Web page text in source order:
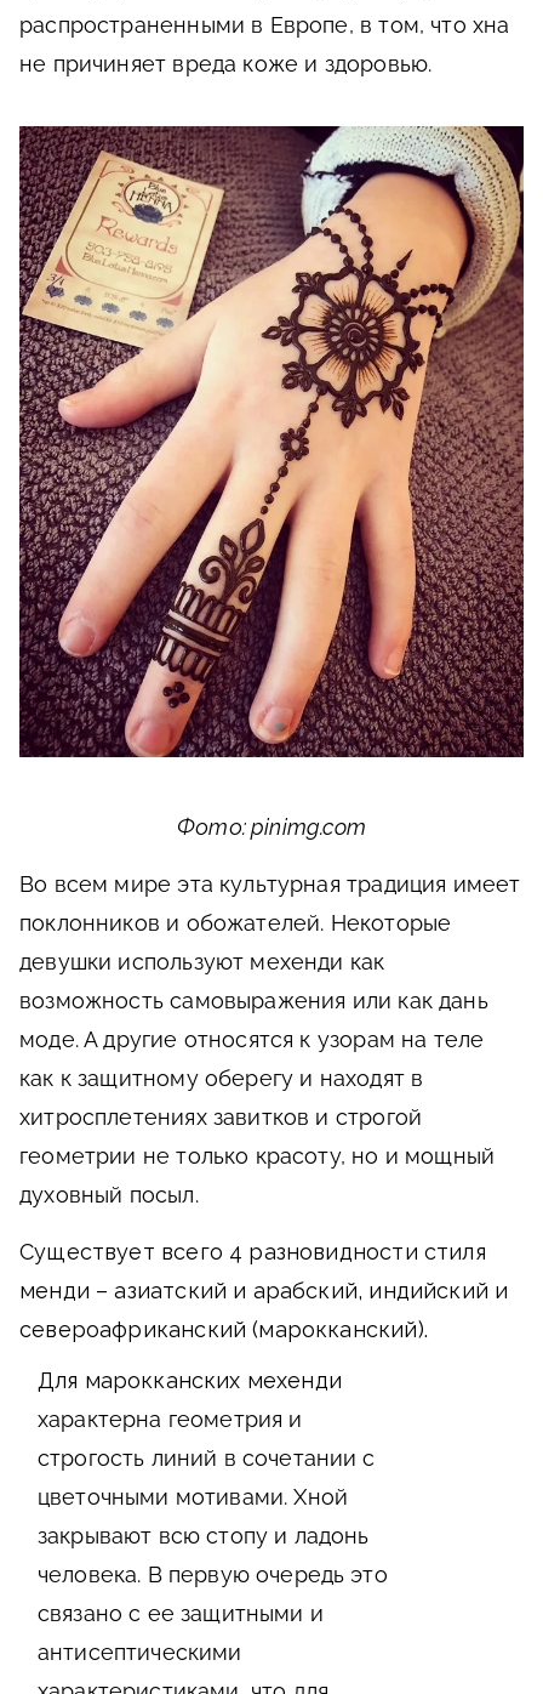
распространенными в Европе, в том, что хна
не причиняет вреда коже и здоровью.
Фото: pinimg.com
Во всем мире эта культурная традиция имеет
поклонников и обожателей. Некоторые
девушки используют мехенди как
возможность самовыражения или как дань
моде. А другие относятся к узорам на теле
как к защитному оберегу и находят в
хитросплетениях завитков и строгой
геометрии не только красоту, но и мощный
духовный посыл.
Существует всего 4 разновидности стиля
менди – азиатский и арабский, индийский и
североафриканский (марокканский).
Для марокканских мехенди
характерна геометрия и
строгость линий в сочетании с
цветочными мотивами. Хной
закрывают всю стопу и ладонь
человека. В первую очередь это
связано с ее защитными и
антисептическими